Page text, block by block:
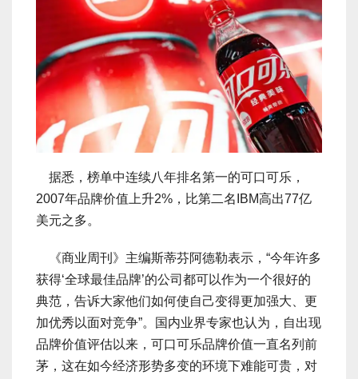
据悉，榜单中连续八年排名第一的可口可乐，
2007年品牌价值上升2%，比第二名IBM高出77亿
美元之多。
《商业周刊》主编斯蒂芬阿德勒表示，“今年许多
获得‘全球最佳品牌’的公司都可以作为一个很好的
典范，告诉大家他们如何使自己变得更加强大、更
加优秀以面对竞争”。国内业界专家也认为，自出现
品牌价值评估以来，可口可乐品牌价值一直名列前
茅，这在如今经济形势多变的环境下难能可贵，对